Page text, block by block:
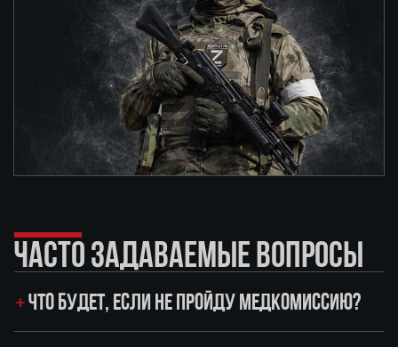
ЧАСТО ЗАДАВАЕМЫЕ ВОПРОСЫ
ЧТО БУДЕТ, ЕСЛИ НЕ ПРОЙДУ МЕДКОМИССИЮ?